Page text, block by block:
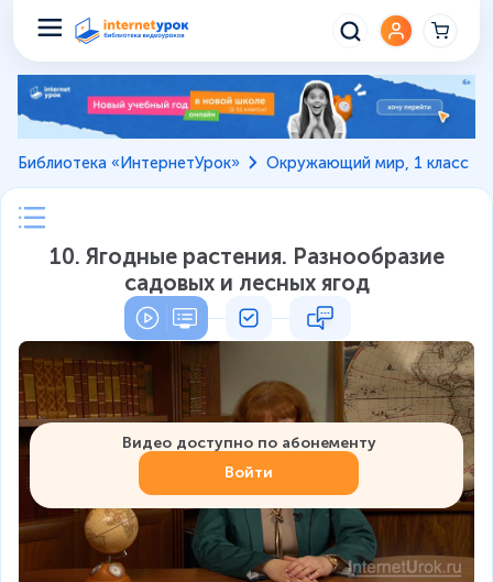
Библиотека «ИнтернетУрок» Окружающий мир, 1 класс
10. Ягодные растения. Разнообразие
садовых и лесных ягод
Видео доступно по абонементу
Войти